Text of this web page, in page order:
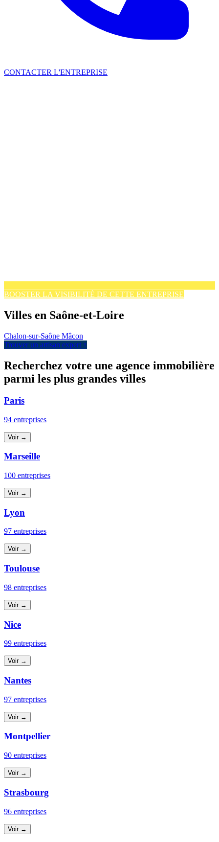
CONTACTER L'ENTREPRISE
BOOSTER LA VISIBILITÉ DE CETTE ENTREPRISE
Villes en Saône-et-Loire
Chalon-sur-Saône Mâcon
Trouver un artisan expert ↑
Recherchez votre une agence immobilière
parmi les plus grandes villes
Paris
94 entreprises
Voir →
Marseille
100 entreprises
Voir →
Lyon
97 entreprises
Voir →
Toulouse
98 entreprises
Voir →
Nice
99 entreprises
Voir →
Nantes
97 entreprises
Voir →
Montpellier
90 entreprises
Voir →
Strasbourg
96 entreprises
Voir →